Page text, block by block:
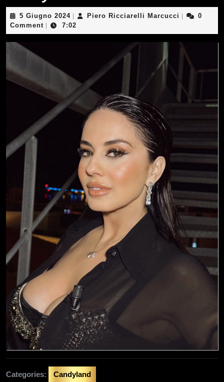
5 Giugno 20245
Giugno
2024
Piero Ricciarelli Marcucci Piero
Marcucci
0
Comment
7:02
Categories: Candyland